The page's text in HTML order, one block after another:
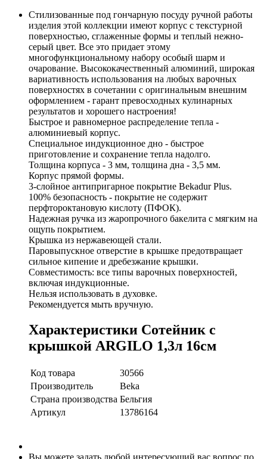
Стилизованные под гончарную посуду ручной работы
изделия этой коллекции имеют корпус с текстурной
поверхностью, сглаженные формы и теплый нежно-
серый цвет. Все это придает этому
многофункциональному набору особый шарм и
очарование. Высококачественный алюминий, широкая
вариативность использования на любых варочных
поверхностях в сочетании с оригинальным внешним
оформлением - гарант превосходных кулинарных
результатов и хорошего настроения!
Быстрое и равномерное распределение тепла -
алюминиевый корпус.
Специальное индукционное дно - быстрое
приготовление и сохранение тепла надолго.
Толщина корпуса - 3 мм, толщина дна - 3,5 мм.
Корпус прямой формы.
3-слойное антипригарное покрытие Bekadur Plus.
100% безопасность - покрытие не содержит
перфтороктановую кислоту (ПФОК).
Надежная ручка из жаропрочного бакелита с мягким на
ощупь покрытием.
Крышка из нержавеющей стали.
Паровыпускное отверстие в крышке предотвращает
сильное кипение и дребезжание крышки.
Совместимость: все типы варочных поверхностей,
включая индукционные.
Нельзя использовать в духовке.
Рекомендуется мыть вручную.
Характеристики Сотейник с
крышкой ARGILO 1,3л 16см
Код товара
30566
Производитель
Beka
Страна производства Бельгия
Артикул
13786164
Вы можете задать любой интересующий вас вопрос по